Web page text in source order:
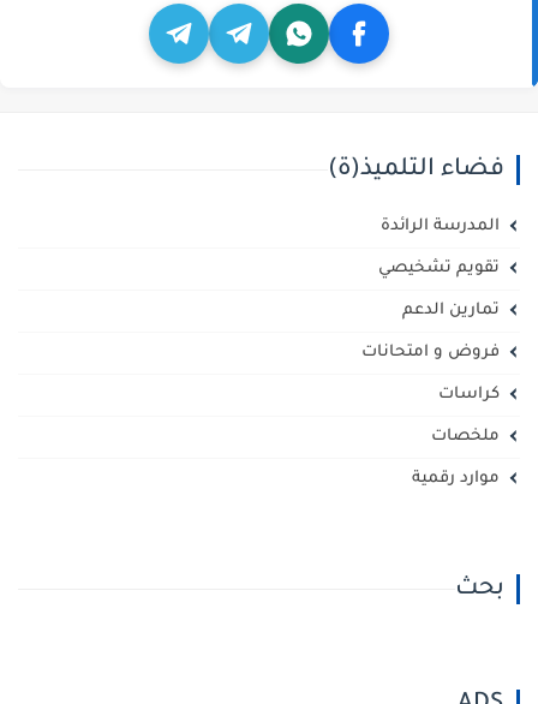
فضاء التلميذ(ة)
المدرسة الرائدة
تقويم تشخيصي
تمارين الدعم
فروض و امتحانات
كراسات
ملخصات
موارد رقمية
بحث